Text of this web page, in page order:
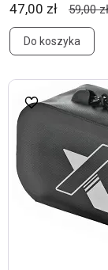
47,00 zł 59,00 zł
Do koszyka